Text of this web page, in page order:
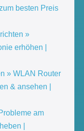
besten Preis
»
erhöhen |
» WLAN Router
& ansehen |
am
|